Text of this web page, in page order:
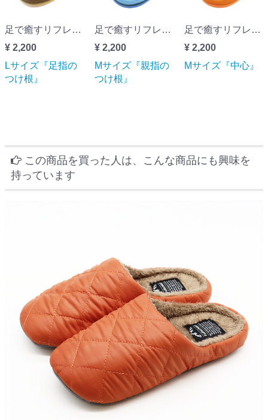
足で癒すリフレクソロジー refreリフレブラウンLサイズ『足指のつけ根』
¥ 2,200
Lサイズ『足指の
つけ根』
足で癒すリフレクソロジー refreリフレライトブルーMサイズ『親指のつけ根』
¥ 2,200
Mサイズ『親指の
つけ根』
足で癒すリフレクソロジー refreリフレオレンジMサイズ『中心』
¥ 2,200
Mサイズ『中心』
この商品を買った人は、こんな商品にも興味を
持っています